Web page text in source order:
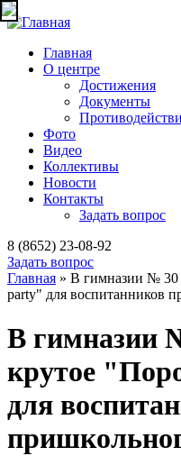
Jump to navigation
Главная
О центре
Достижения
Документы
Фото
Видео
Коллективы
Новости
Контакты
Задать вопрос
8 (8652) 23-08-92
Задать вопрос
Вы здесь
Главная » В гимназии № 30
party" для воспитанников
В гимназии
крутое
для